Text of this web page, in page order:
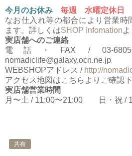
今月のお休み
毎週 水曜定休日
なお仕入れ等の都合により営業時
ます。詳しくはSHOP Infomation
実店舗へのご連絡
電話・FAX / 03-
nomadiclife@galaxy.ocn.ne.jp
WEBSHOPアドレス / http://
アクセス地図はこちらよりご確認
実店舗営業時間
月〜土 / 11:00〜21:00 日・祝 /
共有